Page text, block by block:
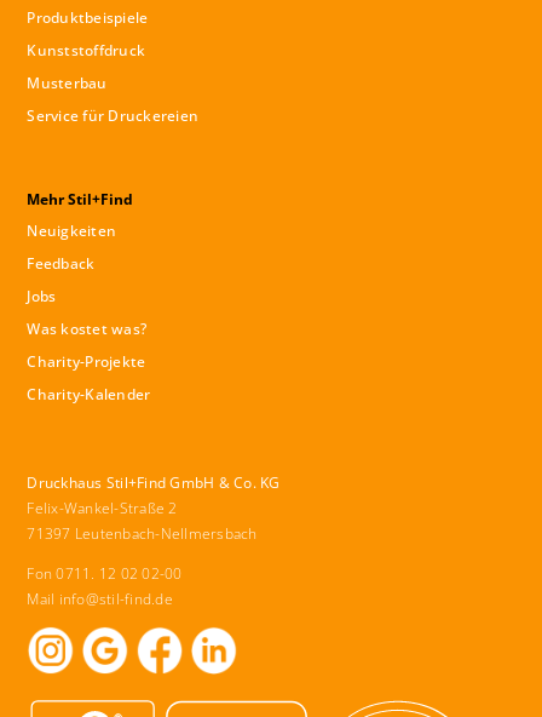
Produktbeispiele
Kunststoffdruck
Musterbau
Service für Druckereien
Mehr Stil+Find
Neuigkeiten
Feedback
Jobs
Was kostet was?
Charity-Projekte
Charity-Kalender
Druckhaus Stil+Find GmbH & Co. KG
Felix-Wankel-Straße 2
71397 Leutenbach-Nellmersbach
Fon 0711. 12 02 02-00
Mail info@stil-find.de